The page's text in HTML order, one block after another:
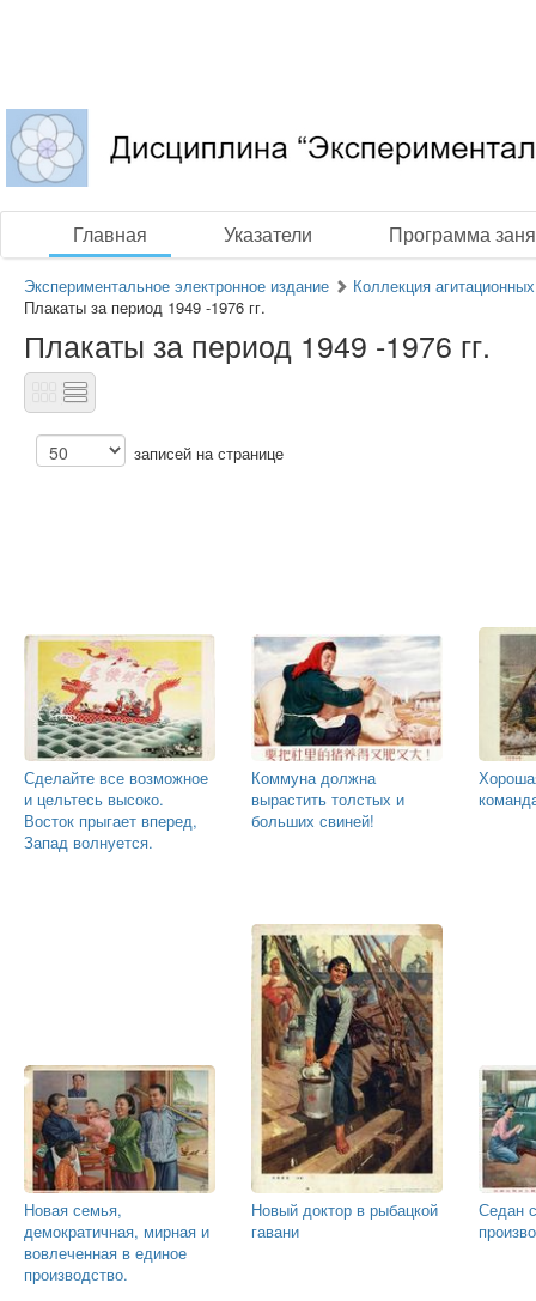
Главная Указатели Программа
Экспериментальное электронное издание
Коллекция
Плакаты за период 1949 -1976 гг.
Плакаты за период 1949 -1976 гг.
записей на странице
Сделайте все возможное
и цельтесь высоко.
Восток прыгает вперед,
Запад волнуется.
Коммуна должна
вырастить толстых и
больших свиней!
Новая семья,
демократичная, мирная и
вовлеченная в единое
производство.
Новый доктор в рыбацкой
гавани
Седан